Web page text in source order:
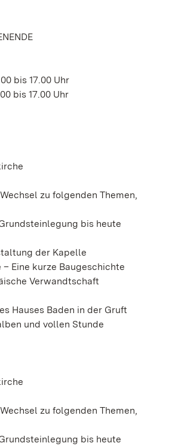
bis 17.00 Uhr
bis 17.00 Uhr
zu folgenden Themen,
bis heute
der Kapelle
Eine kurze Baugeschichte
Verwandtschaft
Hauses Baden in der Gruft
und vollen Stunde
zu folgenden Themen,
bis heute